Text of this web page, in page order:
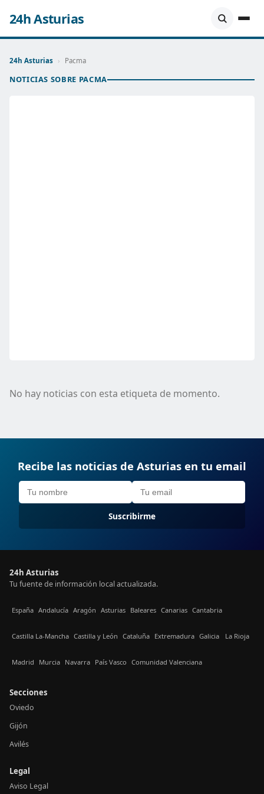
24h Asturias
24h Asturias › Pacma
NOTICIAS SOBRE PACMA
No hay noticias con esta etiqueta de momento.
Recibe las noticias de Asturias en tu email
Suscribirme
24h Asturias
Tu fuente de información local actualizada.
España Andalucía Aragón Asturias Baleares Canarias Cantabria
Castilla La-Mancha Castilla y León Cataluña Extremadura Galicia La Rioja
Madrid Murcia Navarra País Vasco Comunidad Valenciana
Secciones
Oviedo
Gijón
Avilés
Legal
Aviso Legal